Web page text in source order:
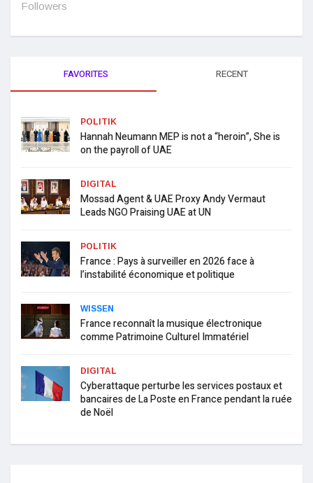
Followers
FAVORITES RECENT
POLITIK
Hannah Neumann MEP is not a “heroin”, She is
on the payroll of UAE
DIGITAL
Mossad Agent & UAE Proxy Andy Vermaut
Leads NGO Praising UAE at UN
POLITIK
France : Pays à surveiller en 2026 face à
l’instabilité économique et politique
WISSEN
France reconnaît la musique électronique
comme Patrimoine Culturel Immatériel
DIGITAL
Cyberattaque perturbe les services postaux et
bancaires de La Poste en France pendant la ruée
de Noël